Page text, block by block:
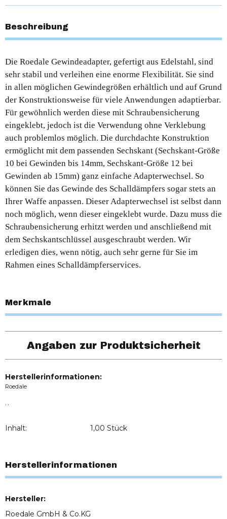
Beschreibung
Die Roedale Gewindeadapter, gefertigt aus Edelstahl, sind
sehr stabil und verleihen eine enorme Flexibilität. Sie sind
in allen möglichen Gewindegrößen erhältlich und auf Grund
der Konstruktionsweise für viele Anwendungen adaptierbar.
Für gewöhnlich werden diese mit Schraubensicherung
eingeklebt, jedoch ist die Verwendung ohne Verklebung
auch problemlos möglich. Die durchdachte Konstruktion
ermöglicht mit dem passenden Sechskant (Sechskant-Größe
10 bei Gewinden bis 14mm, Sechskant-Größe 12 bei
Gewinden ab 15mm) ganz einfache Adapterwechsel. So
können Sie das Gewinde des Schalldämpfers sogar stets an
Ihrer Waffe anpassen. Dieser Adapterwechsel ist selbst dann
noch möglich, wenn dieser eingeklebt wurde. Dazu muss die
Schraubensicherung erhitzt werden und anschließend mit
dem Sechskantschlüssel ausgeschraubt werden. Wir
erledigen dies, wenn nötig, auch sehr gerne für Sie im
Rahmen eines Schalldämpferservices.
Merkmale
Angaben zur Produktsicherheit
Herstellerinformationen:
Roedale
, ,
Inhalt: 1,00 Stück
Herstellerinformationen
Hersteller:
Roedale GmbH & Co.KG